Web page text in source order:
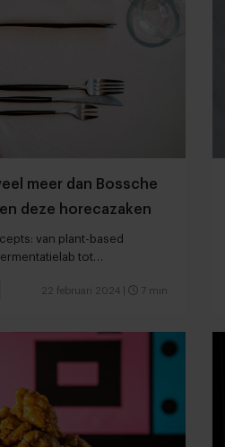
meer dan Bossche
deze horecazaken
van plant-based
tot
22 februari 2024 7 min